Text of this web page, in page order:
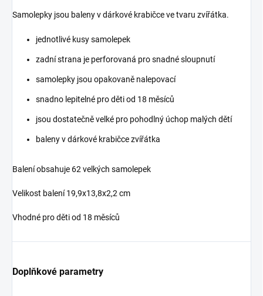
Samolepky jsou baleny v dárkové krabičce ve tvaru zvířátka.
jednotlivé kusy samolepek
zadní strana je perforovaná pro snadné sloupnutí
samolepky jsou opakovaně nalepovací
snadno lepitelné pro děti od 18 měsíců
jsou dostatečně velké pro pohodlný úchop malých dětí
baleny v dárkové krabičce zvířátka
Balení obsahuje 62 velkých samolepek
Velikost balení 19,9x13,8x2,2 cm
Vhodné pro děti od 18 měsíců
Doplňkové parametry